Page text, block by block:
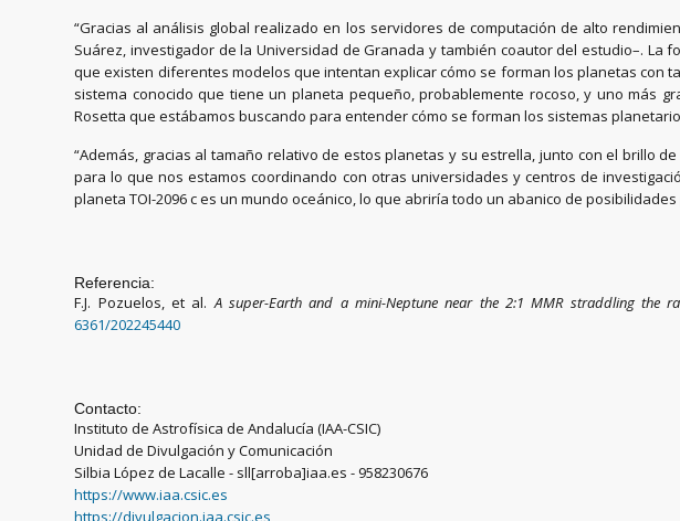
“Gracias al análisis global realizado en los servidores de computación de alto
Suárez, investigador de la Universidad de Granada y también coautor del estudio–.
que existen diferentes modelos que intentan explicar cómo se forman los planetas con
sistema conocido que tiene un planeta pequeño, probablemente rocoso, y uno más
Rosetta que estábamos buscando para entender cómo se forman los sistemas
“Además, gracias al tamaño relativo de estos planetas y su estrella, junto con el brillo
para lo que nos estamos coordinando con otras universidades y centros de
planeta TOI-2096 c es un mundo oceánico, lo que abriría todo un abanico de posibilidades
Referencia:
F.J. Pozuelos, et al.A super-Earth and a mini-Neptune near the 2:1 MMR straddling the
6361/202245440
Contacto:
Instituto de Astrofísica de Andalucía (IAA-CSIC)
Unidad de Divulgación y Comunicación
Silbia López de Lacalle - sll[arroba]iaa.es - 958230676
https://www.iaa.csic.es
https://divulgacion.iaa.csic.es